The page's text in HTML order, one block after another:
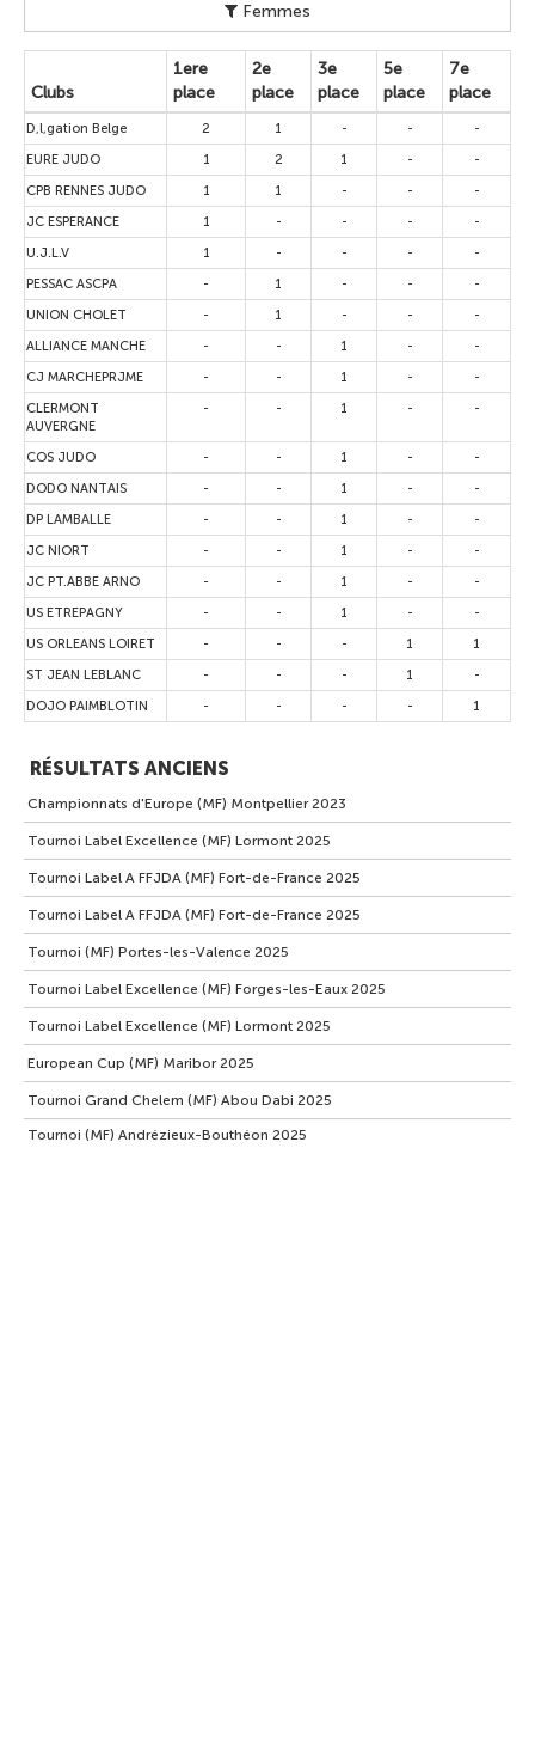
Femmes
Clubs
1ere
place
2e
place
3e
place
5e
place
7e
place
D‚l‚gation Belge 2 1 - -
-
EURE JUDO
1 2 1 -
-
CPB RENNES JUDO
1 1 - -
-
JC ESPERANCE
1 - - -
-
U.J.L.V
1 - - -
-
PESSAC ASCPA
- 1 - -
-
UNION CHOLET
- 1 - -
-
ALLIANCE MANCHE
- - 1 -
-
CJ MARCHEPRJME
- - 1 -
-
CLERMONT
AUVERGNE
- - 1 - -
COS JUDO - - 1 -
-
DODO NANTAIS
- - 1 -
-
DP LAMBALLE
- - 1 -
-
JC NIORT
- - 1 -
-
JC PT.ABBE ARNO
- - 1 -
-
US ETREPAGNY
- - 1 -
-
US ORLEANS LOIRET
- - - 1
1
ST JEAN LEBLANC
- - - 1
-
DOJO PAIMBLOTIN
- - - - 1
RÉSULTATS ANCIENS
Championnats d'Europe (MF) Montpellier 2023
Tournoi Label Excellence (MF) Lormont 2025
Tournoi Label A FFJDA (MF) Fort-de-France 2025
Tournoi Label A FFJDA (MF) Fort-de-France 2025
Tournoi (MF) Portes-les-Valence 2025
Tournoi Label Excellence (MF) Forges-les-Eaux 2025
Tournoi Label Excellence (MF) Lormont 2025
European Cup (MF) Maribor 2025
Tournoi Grand Chelem (MF) Abou Dabi 2025
Tournoi (MF) Andrézieux-Bouthéon 2025